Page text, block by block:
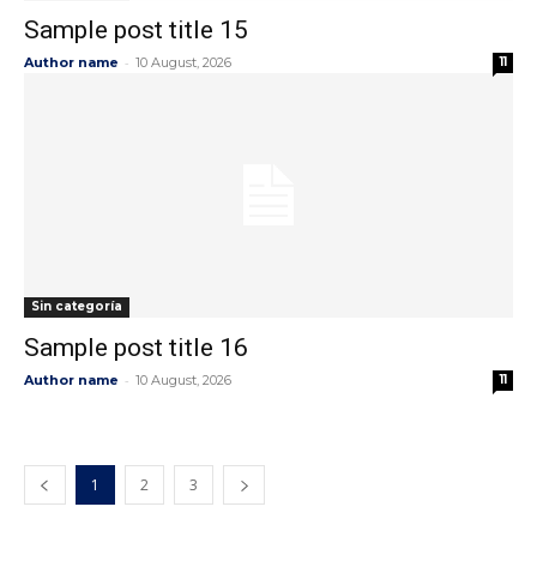
Sample post title 15
Author name - 10 August, 2026 11
Sin categoría
Sample post title 16
Author name - 10 August, 2026 11
1 2 3